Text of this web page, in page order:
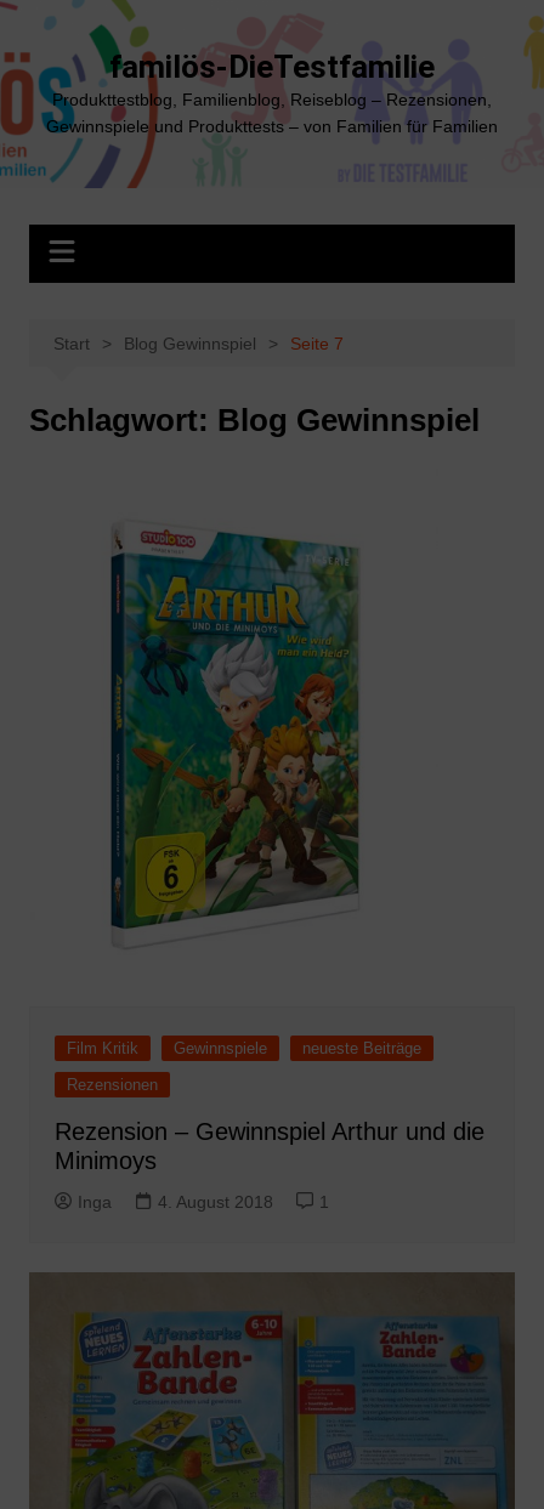
Zum
springen
familös-DieTestfamilie
Produkttestblog, Familienblog, Reiseblog – Rezensionen,
Gewinnspiele und Produkttests – von Familien für Familien
Start Blog Gewinnspiel Seite 7
Schlagwort: Blog Gewinnspiel
Film Kritik Gewinnspiele
neueste Beiträge
Rezensionen
Rezension – Gewinnspiel Arthur und die
Minimoys
Inga 4. August 2018 1